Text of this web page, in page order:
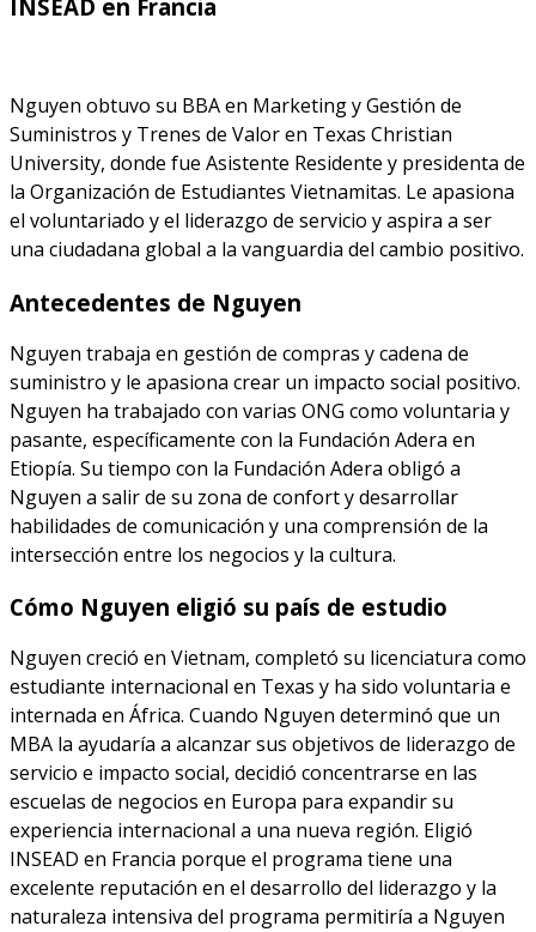
INSEAD en Francia
Nguyen obtuvo su BBA en Marketing y Gestión de
Suministros y Trenes de Valor en Texas Christian
University, donde fue Asistente Residente y presidenta de
la Organización de Estudiantes Vietnamitas. Le apasiona
el voluntariado y el liderazgo de servicio y aspira a ser
una ciudadana global a la vanguardia del cambio positivo.
Antecedentes de Nguyen
Nguyen trabaja en gestión de compras y cadena de
suministro y le apasiona crear un impacto social positivo.
Nguyen ha trabajado con varias ONG como voluntaria y
pasante, específicamente con la Fundación Adera en
Etiopía. Su tiempo con la Fundación Adera obligó a
Nguyen a salir de su zona de confort y desarrollar
habilidades de comunicación y una comprensión de la
intersección entre los negocios y la cultura.
Cómo Nguyen eligió su país de estudio
Nguyen creció en Vietnam, completó su licenciatura como
estudiante internacional en Texas y ha sido voluntaria e
internada en África. Cuando Nguyen determinó que un
MBA la ayudaría a alcanzar sus objetivos de liderazgo de
servicio e impacto social, decidió concentrarse en las
escuelas de negocios en Europa para expandir su
experiencia internacional a una nueva región. Eligió
INSEAD en Francia porque el programa tiene una
excelente reputación en el desarrollo del liderazgo y la
naturaleza intensiva del programa permitiría a Nguyen